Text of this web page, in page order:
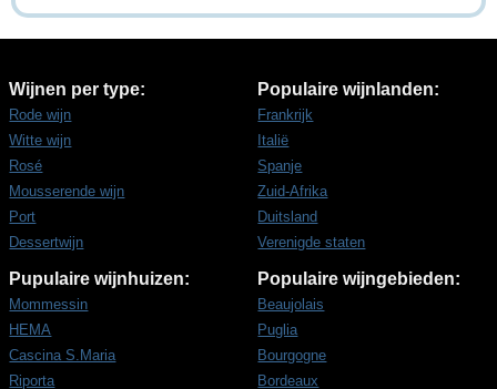
Wijnen per type:
Rode wijn
Witte wijn
Rosé
Mousserende wijn
Port
Dessertwijn
Populaire wijnlanden:
Frankrijk
Italië
Spanje
Zuid-Afrika
Duitsland
Verenigde staten
Pupulaire wijnhuizen:
Mommessin
HEMA
Cascina S.Maria
Riporta
Populaire wijngebieden:
Beaujolais
Puglia
Bourgogne
Bordeaux